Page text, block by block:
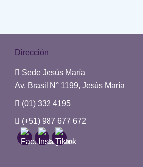
Dirección
Sede Jesús María
Av. Brasil N° 1199, Jesús María
(01) 332 4195
(+51) 987 677 672